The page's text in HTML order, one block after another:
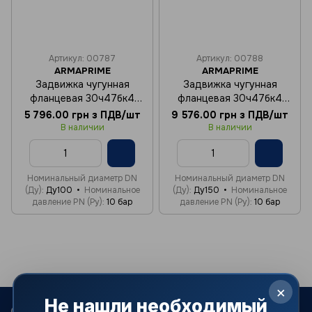
Артикул: 00787
ARMAPRIME
Задвижка чугунная
фланцевая 30ч47бк4
Ду100 Ру10
5 796.00 грн з ПДВ/шт
В наличии
Номинальный диаметр DN
(Ду) Ду100
Номинальное
давление PN (Ру) 10 бар
Артикул: 00788
ARMAPRIME
Задвижка чугунная
фланцевая 30ч47бк4
Ду150 Ру10
9 576.00 грн з ПДВ/шт
В наличии
Номинальный диаметр DN
(Ду) Ду150
Номинальное
давление PN (Ру) 10 бар
×
Не нашли необходимый